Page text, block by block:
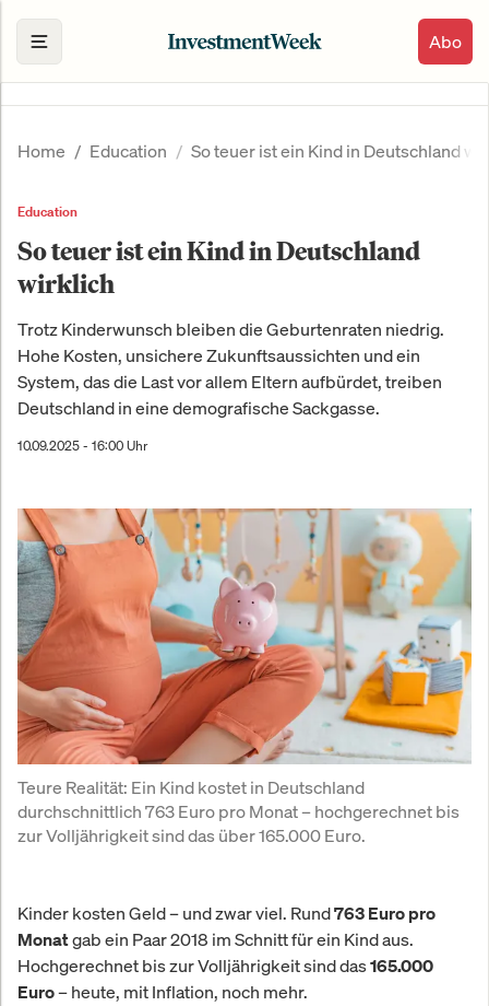
Abo
Home Education So teuer ist ein Kind in Deutschland
Education
So teuer ist ein Kind in Deutschland
wirklich
Trotz Kinderwunsch bleiben die Geburtenraten niedrig.
Hohe Kosten, unsichere Zukunftsaussichten und ein
System, das die Last vor allem Eltern aufbürdet, treiben
Deutschland in eine demografische Sackgasse.
10.09.2025 - 16:00 Uhr
Teure Realität: Ein Kind kostet in Deutschland
durchschnittlich 763 Euro pro Monat – hochgerechnet bis
zur Volljährigkeit sind das über 165.000 Euro.
Kinder kosten Geld – und zwar viel. Rund763 Euro pro
Monatgab ein Paar 2018 im Schnitt für ein Kind aus.
Hochgerechnet bis zur Volljährigkeit sind das165.000
Euro– heute, mit Inflation, noch mehr.